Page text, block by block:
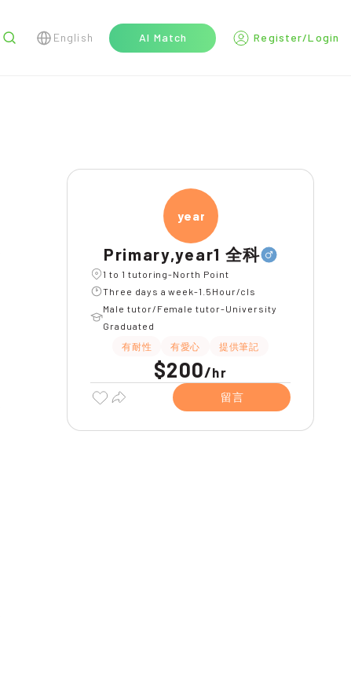
English AI Match Register/Login
year1
Primary,year1 全科
1 to 1 tutoring-North Point
Three days a week-1.5Hour/cls
Male tutor/Female tutor-University
Graduated
有耐性
有愛心 提供筆記
$200/hr
留言